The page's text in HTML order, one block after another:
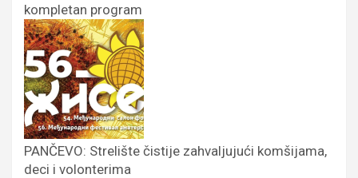
kompletan program
PANČEVO: Strelište čistije zahvaljujući komšijama,
deci i volonterima